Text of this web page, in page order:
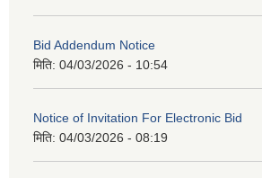
Bid Addendum Notice
मिति: 04/03/2026 - 10:54
Notice of Invitation For Electronic Bid
मिति: 04/03/2026 - 08:19